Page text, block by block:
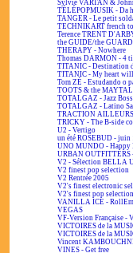
Sylvie VARTAN &
TÉLÉPOPMUSIK - Da
TANGER - Le petit
TECHNIKART french
Terence TRENT
the GUIDE/the
THERAPY - Nowhere
Thomas DARMON - 4
TITANIC - Destination
TITANIC - My heart
Tom ZÉ - Estudando o
TOOTS & the
TOTALGAZ - Jazz
TOTALGAZ - Latino
TRACTION AILLEURS
TRICKY - The B-side
U2 - Vertigo
un été ROSEBUD - juin
UNO MUNDO - Happy
URBAN OUTFITTERS
V2 - Sélection BELLA
V2 finest pop selection
V2 Rentrée 2005
V2's finest electronic
V2's finest pop selection
VANILLA ICE -
VEGAS
VF-Version Française -
VICTOIRES de la
VICTOIRES de la
Vincent
VINES - Get free